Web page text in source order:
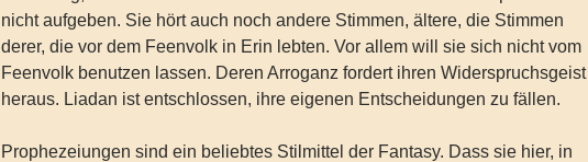
nicht aufgeben. Sie hört auch noch andere Stimmen, ältere, die Stimmen
derer, die vor dem Feenvolk in Erin lebten. Vor allem will sie sich nicht vom
Feenvolk benutzen lassen. Deren Arroganz fordert ihren Widerspruchsgeist
heraus. Liadan ist entschlossen, ihre eigenen Entscheidungen zu fällen.
Prophezeiungen sind ein beliebtes Stilmittel der Fantasy. Dass sie hier, in